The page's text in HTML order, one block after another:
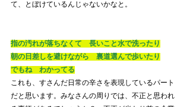
て、とぼけているんじゃないかなと。
指の汚れが落ちなくて　長いこと水で洗ったり
朝の日差しを避けながら　裏道選んで歩いたり
でもね　わかってる
これも、すさんだ日常の辛さを表現しているパート
だと思います。みなさんの周りでは、不正と思われ